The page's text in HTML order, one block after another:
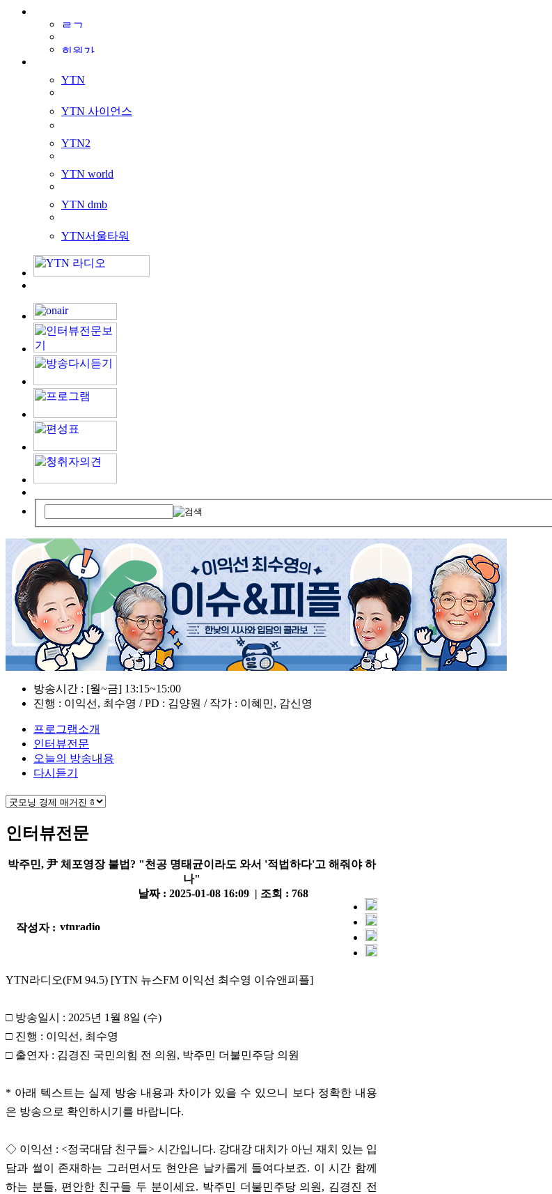
YTN
YTN 사이언스
YTN2
YTN world
YTN dmb
YTN서울타워
방송시간 : [월~금] 13:15~15:00
진행 : 이익선, 최수영 / PD : 김양원 / 작가 : 이혜민, 감신영
프로그램소개
인터뷰전문
오늘의 방송내용
다시듣기
인터뷰전문
박주민, 尹 체포영장 불법? "천공 명태균이라도 와서 '적법하다'고 해줘야 하
나"
작성자 :
날짜 : 2025-01-08 16:09 | 조회 : 768
YTN라디오(FM 94.5) [YTN 뉴스FM 이익선 최수영 이슈앤피플]
□ 방송일시 : 2025년 1월 8일 (수)
□ 진행 : 이익선, 최수영
□ 출연자 : 김경진 국민의힘 전 의원, 박주민 더불민주당 의원
* 아래 텍스트는 실제 방송 내용과 차이가 있을 수 있으니 보다 정확한 내용
은 방송으로 확인하시기를 바랍니다.
◇ 이익선 : <정국대담 친구들> 시간입니다. 강대강 대치가 아닌 재치 있는 입
담과 썰이 존재하는 그러면서도 현안은 날카롭게 들여다보죠. 이 시간 함께
하는 분들, 편안한 친구들 두 분이세요. 박주민 더불민주당 의원, 김경진 전